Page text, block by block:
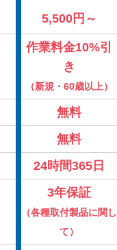
5,500円～
作業料金10%引
き
（新規・60歳以上）
無料
無料
24時間365日
3年保証
（各種取付製品に関し
て）